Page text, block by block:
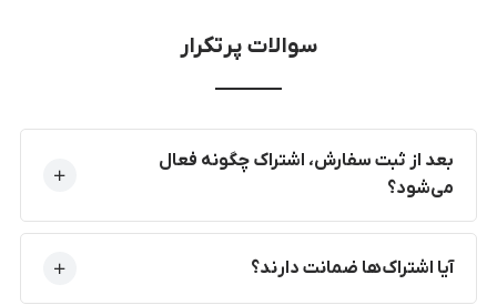
سوالات پرتکرار
بعد از ثبت سفارش، اشتراک چگونه فعال
می‌شود؟
آیا اشتراک‌ها ضمانت دارند؟